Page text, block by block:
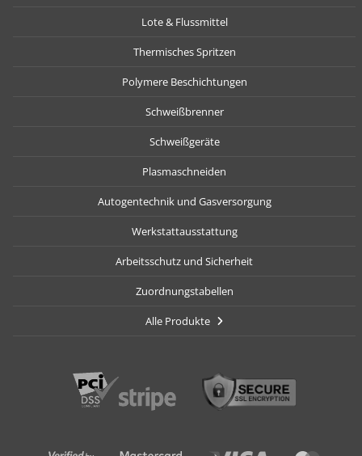
Lote & Flussmittel
Thermisches Spritzen
Polymere Beschichtungen
Schweißbrenner
Schweißgeräte
Plasmaschneiden
Autogentechnik und Gasversorgung
Werkstattausstattung
Arbeitsschutz und Sicherheit
Zuordnungstabellen
Alle Produkte